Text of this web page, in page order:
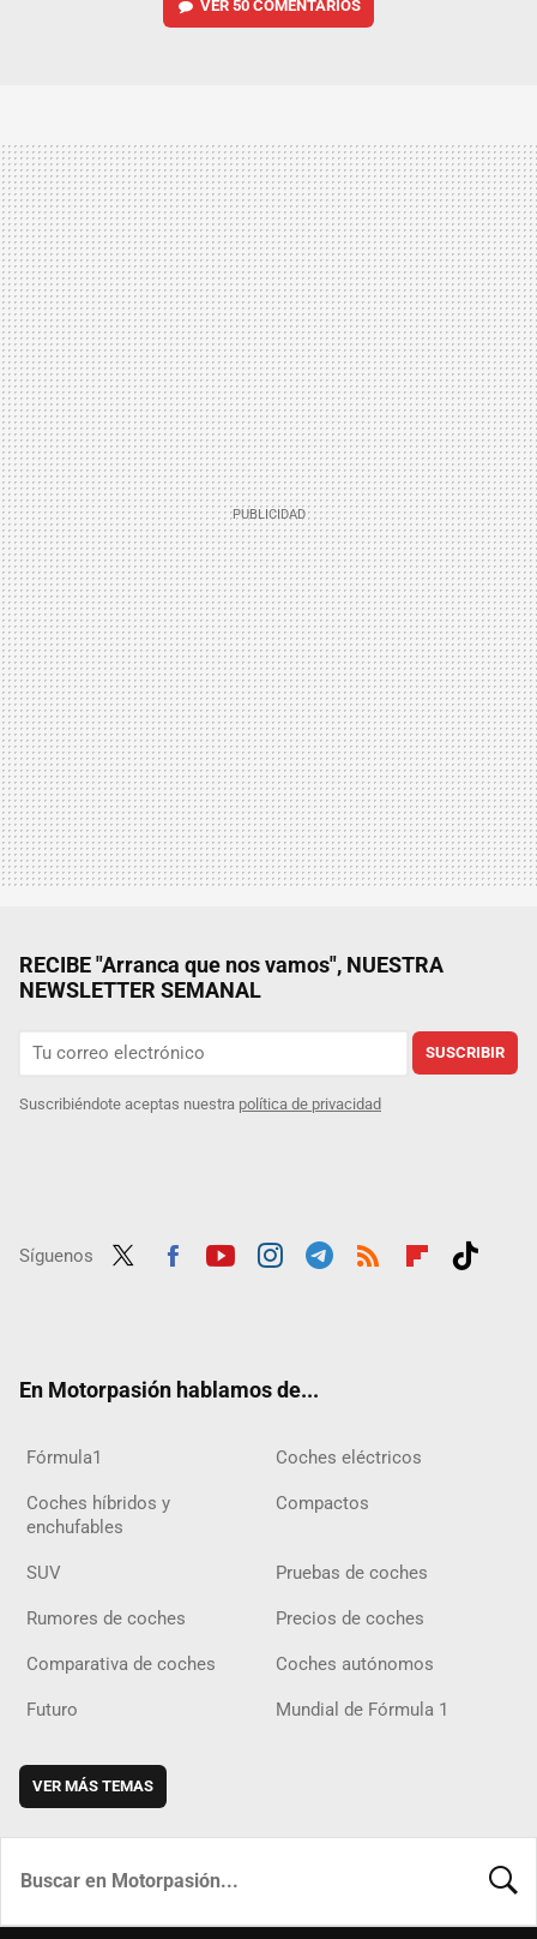
VER 50 COMENTARIOS
RECIBE "Arranca que nos vamos", NUESTRA
NEWSLETTER SEMANAL
SUSCRIBIR
Suscribiéndote aceptas nuestra política de privacidad
Síguenos
En Motorpasión hablamos de...
Fórmula1 Coches eléctricos
Coches híbridos y
enchufables
Compactos
SUV Pruebas de coches
Rumores de coches Precios de coches
Comparativa de coches Coches autónomos
Futuro Mundial de Fórmula 1
VER MÁS TEMAS